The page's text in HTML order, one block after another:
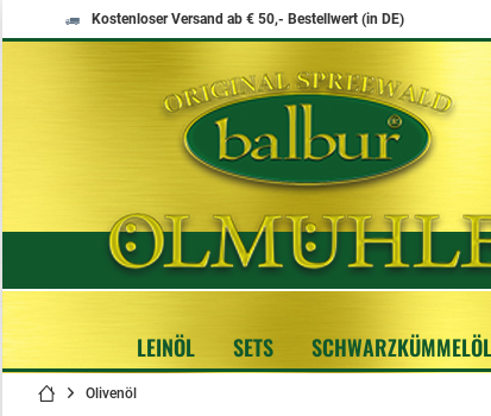
Kostenloser Versand ab € 50,- Bestellwert (in DE)
LEINÖL SETS SCHWARZKÜMMELÖL
Olivenöl